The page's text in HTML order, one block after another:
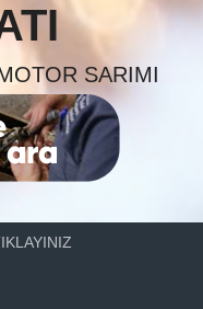
SARIMI